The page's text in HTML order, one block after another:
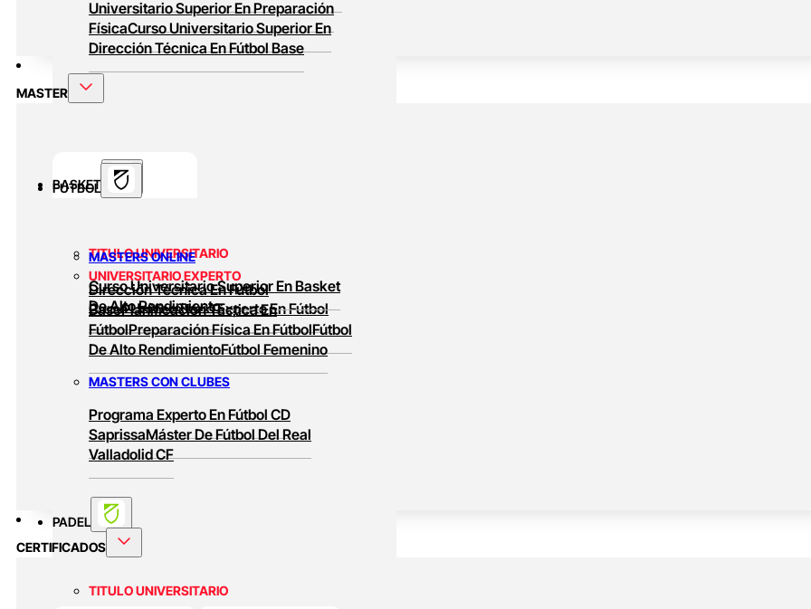
Universitario Superior En Preparación
FísicaCurso Universitario Superior En
Dirección Técnica En Fútbol Base
UNIVERSITARIO EXPERTO
Curso Universitario Experto En Fútbol
BASKET
TITULO UNIVERSITARIO
Curso Universitario Superior En Basket
De Alto Rendimiento
PADEL
TITULO UNIVERSITARIO
MASTER
FUTBOL
MASTERS ONLINE
Dirección Técnica En Fútbol
BasePlanificación Táctica En
FútbolPreparación Física En FútbolFútbol
De Alto RendimientoFútbol Femenino
MASTERS CON CLUBES
Programa Experto En Fútbol CD
SaprissaMáster De Fútbol Del Real
Valladolid CF
CERTIFICADOS